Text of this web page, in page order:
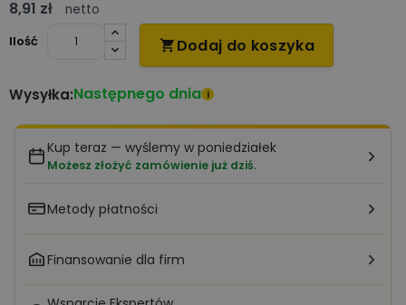
8,91 zł
netto
Ilość
 Dodaj do koszyka
Wysyłka:Następnego dnia i
Kup teraz — wyślemy w poniedziałek
Możesz złożyć zamówienie już dziś.
Metody płatności
Finansowanie dla firm